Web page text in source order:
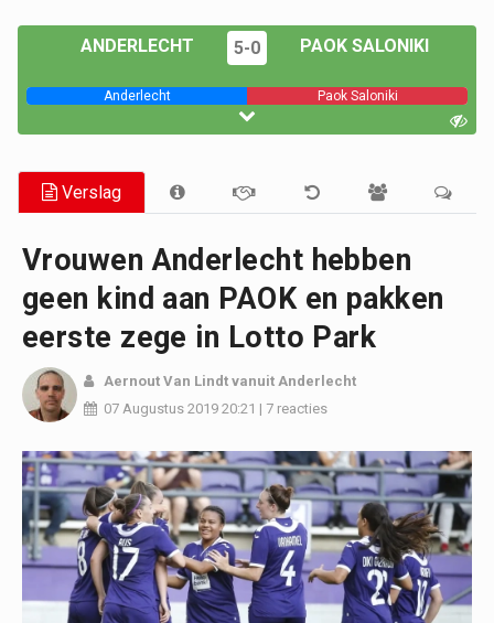
ANDERLECHT 5-0 PAOK SALONIKI
Anderlecht Paok Saloniki
Verslag
Vrouwen Anderlecht hebben
geen kind aan PAOK en pakken
eerste zege in Lotto Park
Aernout Van Lindt vanuit Anderlecht
07 Augustus 2019 20:21 | 7 reacties